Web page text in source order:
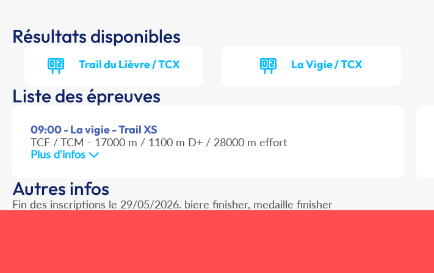
Résultats disponibles
Trail du Lièvre / TCX La Vigie / TCX
Liste des épreuves
09:00 - La vigie - Trail XS
TCF / TCM - 17000 m / 1100 m D+ / 28000 m effort
Plus d'infos
Autres infos
Fin des inscriptions le 29/05/2026. biere finisher, medaille finisher